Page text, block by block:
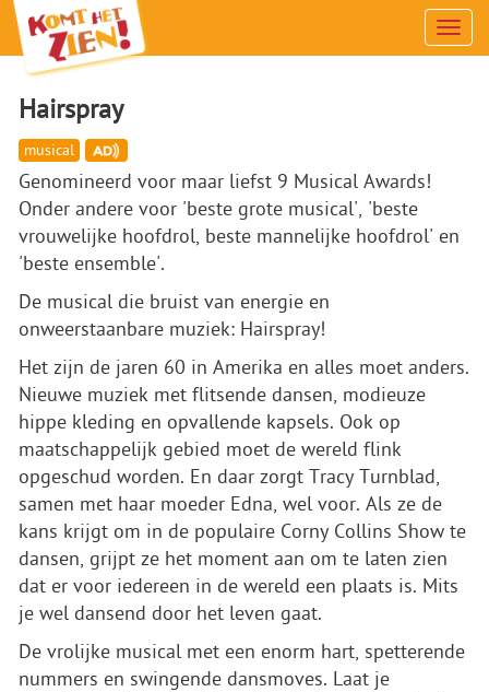
Menu
Hairspray
musical
Genomineerd voor maar liefst 9 Musical Awards!
Onder andere voor 'beste grote musical', 'beste
vrouwelijke hoofdrol, beste mannelijke hoofdrol' en
'beste ensemble'.
De musical die bruist van energie en
onweerstaanbare muziek: Hairspray!
Het zijn de jaren 60 in Amerika en alles moet anders.
Nieuwe muziek met flitsende dansen, modieuze
hippe kleding en opvallende kapsels. Ook op
maatschappelijk gebied moet de wereld flink
opgeschud worden. En daar zorgt Tracy Turnblad,
samen met haar moeder Edna, wel voor. Als ze de
kans krijgt om in de populaire Corny Collins Show te
dansen, grijpt ze het moment aan om te laten zien
dat er voor iedereen in de wereld een plaats is. Mits
je wel dansend door het leven gaat.
De vrolijke musical met een enorm hart, spetterende
nummers en swingende dansmoves. Laat je